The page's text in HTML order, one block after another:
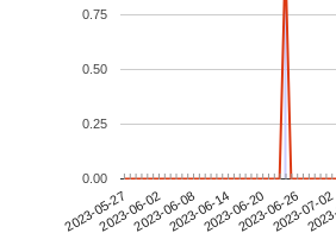
2023-05-272023-06-022023-06-082023-06-142023-06-202023-06-262023-07-02
0.00
0.25
0.50
0.75